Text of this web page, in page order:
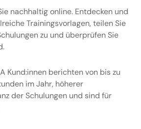
nachhaltig online. Entdecken und
Trainingsvorlagen, teilen Sie
zu und überprüfen Sie
Kund:innen berichten von bis zu
im Jahr, höherer
der Schulungen und sind für